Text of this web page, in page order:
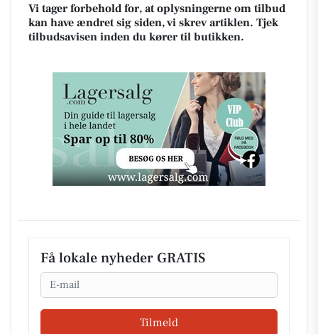
Vi tager forbehold for, at oplysningerne om tilbud
kan have ændret sig siden, vi skrev artiklen. Tjek
tilbudsavisen inden du kører til butikken.
Få lokale nyheder GRATIS
Email
Tilmeld